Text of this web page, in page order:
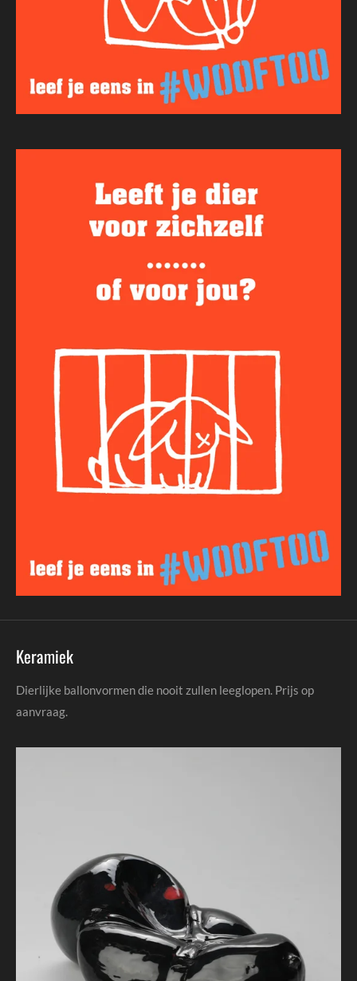
Keramiek
Dierlijke ballonvormen die nooit zullen leeglopen. Prijs op
aanvraag.